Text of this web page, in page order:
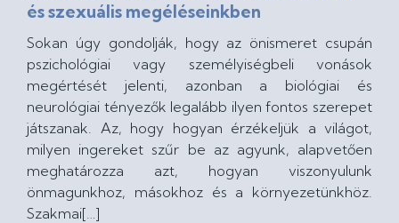
és szexuális megéléseinkben
Sokan úgy gondolják, hogy az önismeret csupán
pszichológiai vagy személyiségbeli vonások
megértését jelenti, azonban a biológiai és
neurológiai tényezők legalább ilyen fontos szerepet
játszanak. Az, hogy hogyan érzékeljük a világot,
milyen ingereket szűr be az agyunk, alapvetően
meghatározza azt, hogyan viszonyulunk
önmagunkhoz, másokhoz és a környezetünkhöz.
Szakmai[…]